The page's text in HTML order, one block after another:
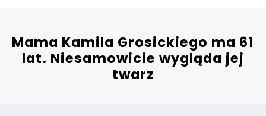
Mama Kamila Grosickiego ma 61
lat. Niesamowicie wygląda jej
twarz